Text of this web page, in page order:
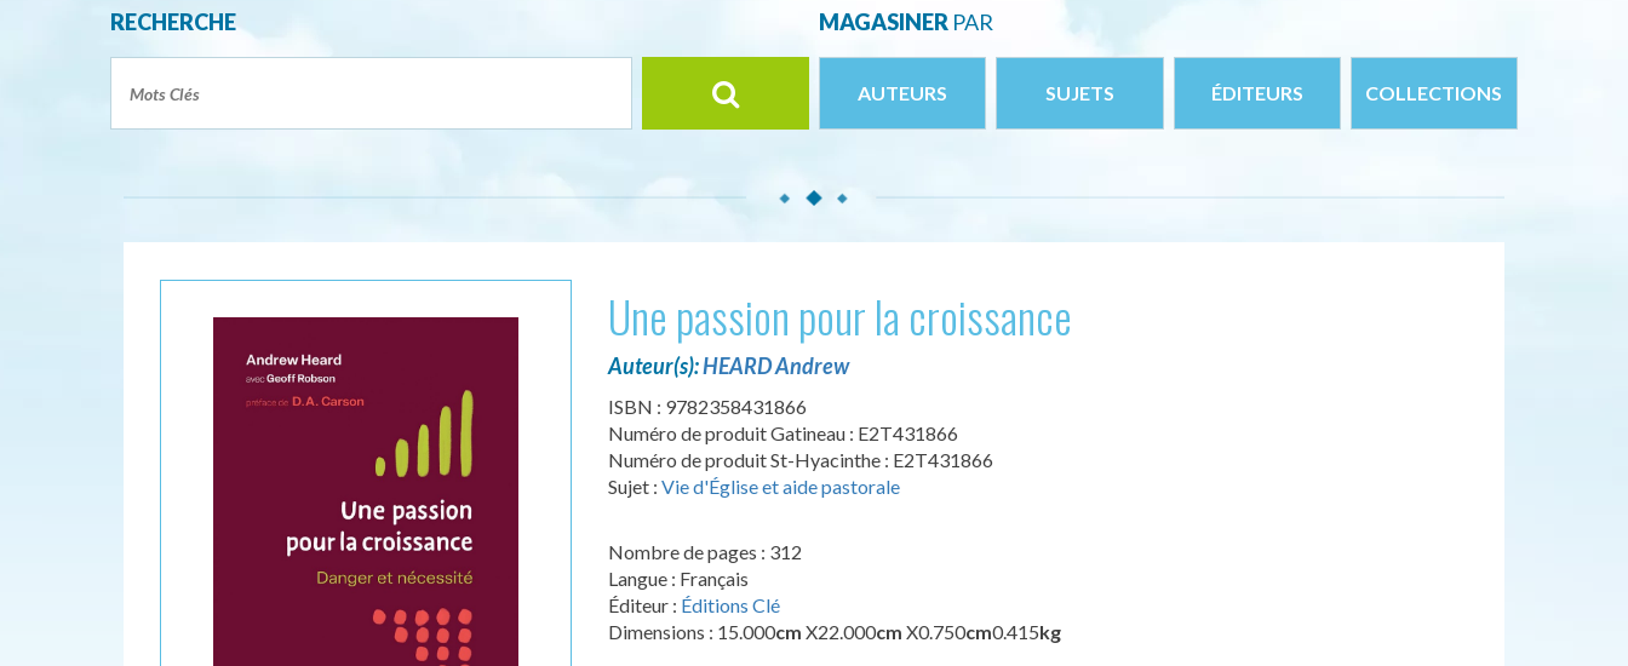
RECHERCHE MAGASINER PAR
AUTEURS SUJETS ÉDITEURS COLLECTIONS
Une passion pour la croissance
Auteur(s):HEARD Andrew
ISBN : 9782358431866
Numéro de produit Gatineau : E2T431866
Numéro de produit St-Hyacinthe : E2T431866
Sujet : Vie d'Église et aide pastorale
Nombre de pages : 312
Langue : Français
Éditeur : Éditions Clé
Dimensions : 15.000cm X22.000cm X0.750cm0.415kg